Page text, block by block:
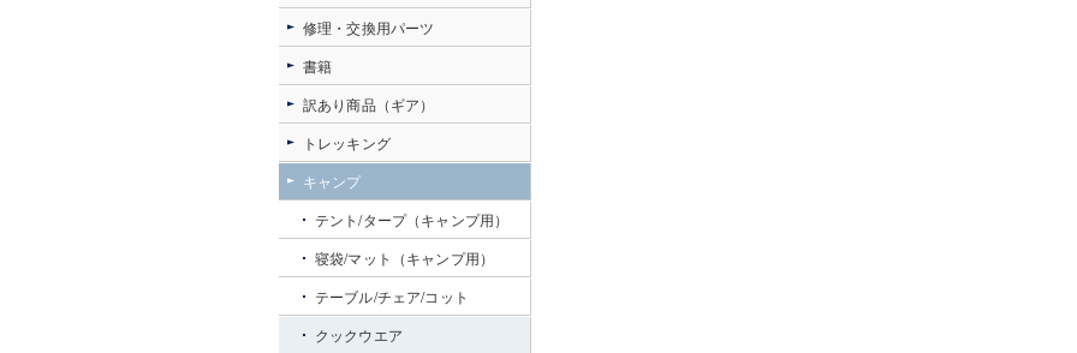
修理・交換用パーツ
書籍
訳あり商品（ギア）
トレッキング
キャンプ
テント/タープ（キャンプ用）
寝袋/マット（キャンプ用）
テーブル/チェア/コット
クックウエア